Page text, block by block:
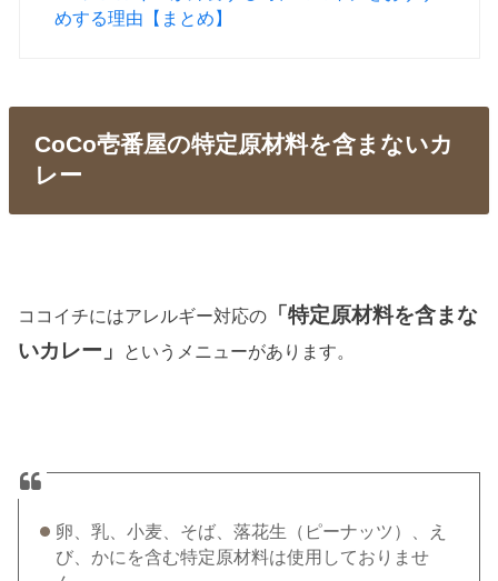
めする理由【まとめ】
CoCo壱番屋の特定原材料を含まないカ
レー
ココイチにはアレルギー対応の
「特定原材料を含まな
いカレー」
というメニューがあります。
卵、乳、小麦、そば、落花生（ピーナッツ）、え
び、かにを含む特定原材料は使用しておりませ